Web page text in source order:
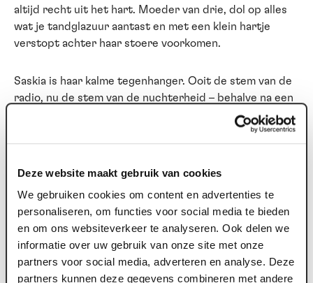
Deze website maakt gebruik van cookies
We gebruiken cookies om content en advertenties te
personaliseren, om functies voor social media te bieden
en om ons websiteverkeer te analyseren. Ook delen we
informatie over uw gebruik van onze site met onze
partners voor social media, adverteren en analyse. Deze
partners kunnen deze gegevens combineren met andere
altijd recht uit het hart. Moeder van drie, dol op alles
wat je tandglazuur aantast en met een klein hartje
verstopt achter haar stoere voorkomen.
Saskia is haar kalme tegenhanger. Ooit de stem van de
radio, nu de stem van de nuchterheid – behalve na een
borrel of twee. Moeder van drie zoons, recht uit
Friesland, inmiddels onder de rook van de stad en altijd
Twee totaal verschillende karakters, maar het
vleesgeworden bewijs dat in elke moeder een loeder
VOORWAARDEN